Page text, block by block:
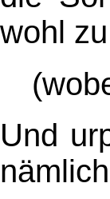
wohl
Und
nämlich